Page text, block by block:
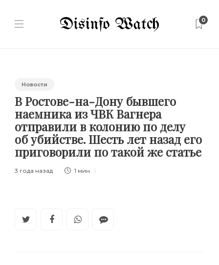
0
Новости
В Ростове-на-Дону бывшего
наемника из ЧВК Вагнера
отправили в колонию по делу
об убийстве. Шесть лет назад его
приговорили по такой же статье
3 года назад 1 мин